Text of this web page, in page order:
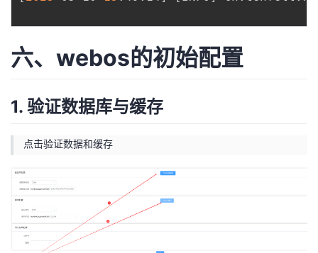
六、webos的初始配置
1. 验证数据库与缓存
点击验证数据和缓存